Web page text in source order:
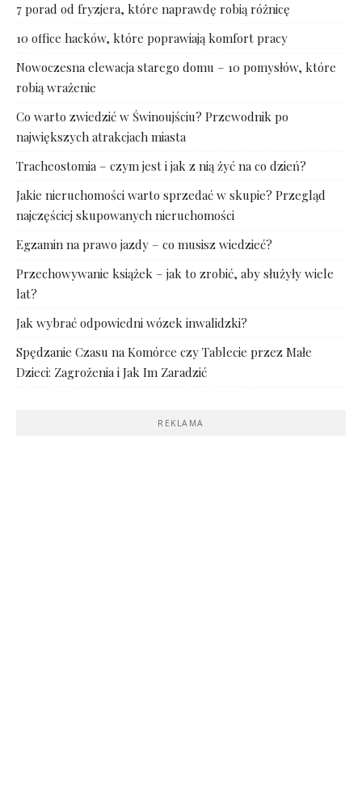
7 porad od fryzjera, które naprawdę robią różnicę
10 office hacków, które poprawiają komfort pracy
Nowoczesna elewacja starego domu – 10 pomysłów, które
robią wrażenie
Co warto zwiedzić w Świnoujściu? Przewodnik po
największych atrakcjach miasta
Tracheostomia – czym jest i jak z nią żyć na co dzień?
Jakie nieruchomości warto sprzedać w skupie? Przegląd
najczęściej skupowanych nieruchomości
Egzamin na prawo jazdy – co musisz wiedzieć?
Przechowywanie książek – jak to zrobić, aby służyły wiele
lat?
Jak wybrać odpowiedni wózek inwalidzki?
Spędzanie Czasu na Komórce czy Tablecie przez Małe
Dzieci: Zagrożenia i Jak Im Zaradzić
REKLAMA